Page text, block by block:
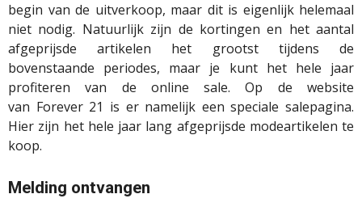
begin van de uitverkoop, maar dit is eigenlijk helemaal
niet nodig. Natuurlijk zijn de kortingen en het aantal
afgeprijsde artikelen het grootst tijdens de
bovenstaande periodes, maar je kunt het hele jaar
profiteren van de
online sale. Op de website
van Forever 21 is er namelijk een speciale salepagina.
Hier zijn het hele jaar lang afgeprijsde modeartikelen te
koop.
Melding ontvangen